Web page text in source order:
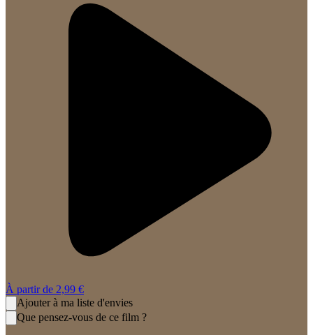
À partir de 2,99 €
Ajouter à ma liste d'envies
Que pensez-vous de ce film ?